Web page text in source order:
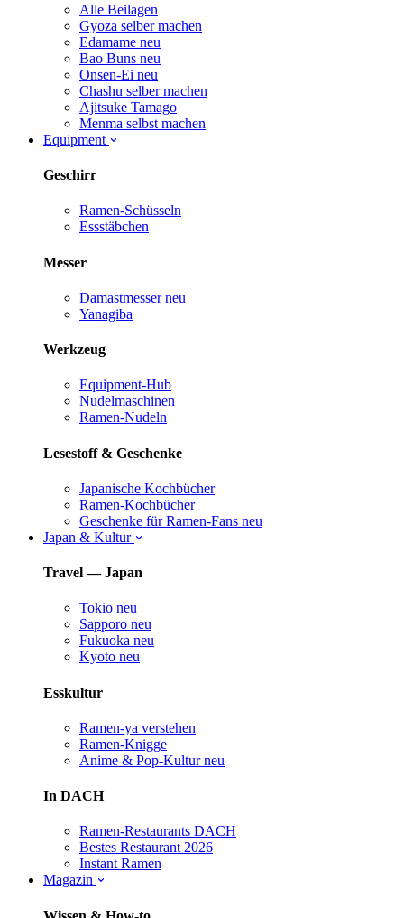
Alle Beilagen
Gyoza selber machen
Edamame neu
Bao Buns neu
Onsen-Ei neu
Chashu selber machen
Ajitsuke Tamago
Menma selbst machen
Equipment
Geschirr
Ramen-Schüsseln
Essstäbchen
Messer
Damastmesser neu
Yanagiba
Werkzeug
Equipment-Hub
Nudelmaschinen
Ramen-Nudeln
Lesestoff & Geschenke
Japanische Kochbücher
Ramen-Kochbücher
Geschenke für Ramen-Fans neu
Japan & Kultur
Travel — Japan
Tokio neu
Sapporo neu
Fukuoka neu
Kyoto neu
Esskultur
Ramen-ya verstehen
Ramen-Knigge
Anime & Pop-Kultur neu
In DACH
Ramen-Restaurants DACH
Bestes Restaurant 2026
Instant Ramen
Magazin